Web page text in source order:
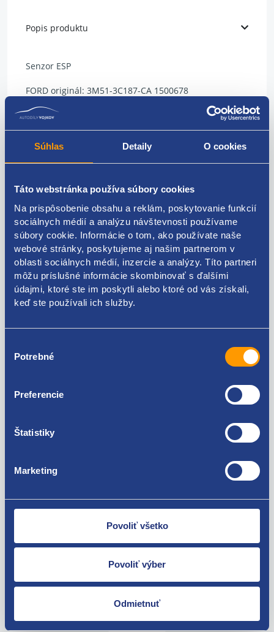
Súhlas Detaily O cookies
Táto webstránka používa súbory cookies
Na prispôsobenie obsahu a reklám, poskytovanie funkcií
sociálnych médií a analýzu návštevnosti používame
súbory cookie. Informácie o tom, ako používate naše
webové stránky, poskytujeme aj našim partnerom v
oblasti sociálnych médií, inzercie a analýzy. Títo partneri
môžu príslušné informácie skombinovať s ďalšími
údajmi, ktoré ste im poskytli alebo ktoré od vás získali,
keď ste používali ich služby.
súhlasu
Potrebné
Preferencie
Štatistiky
Marketing
Povoliť všetko
Povoliť výber
Odmietnuť
Popis produktu
Senzor ESP
FORD originál: 3M51-3C187-CA 1500678
3M51-3C187-CA 1500678
Použiteľné pre vozidlá
Ford C-MAX I 2007 - 2011
Ford Focus II 2004 - 2011
Za kvalitu ručíme!
zakúpenia. Alebo vám pošleme náhradu.
Máme tisíce spokojných zákazníkov.
Pozrite sa na ichrecenzie